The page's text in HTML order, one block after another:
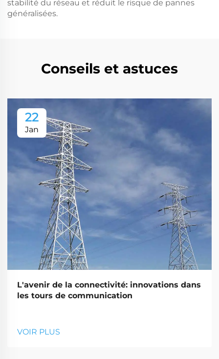
stabilité du réseau et réduit le risque de pannes
généralisées.
Conseils et astuces
22
Jan
L'avenir de la connectivité: innovations dans
les tours de communication
VOIR PLUS